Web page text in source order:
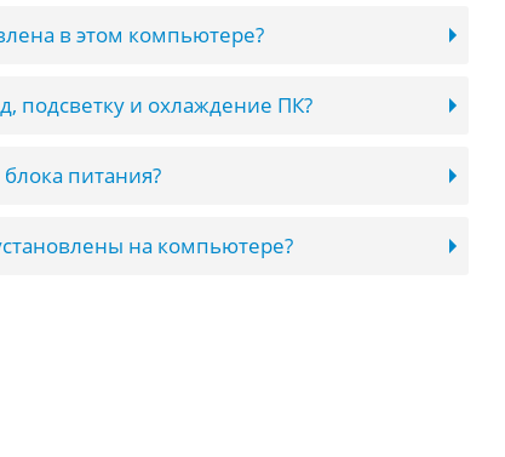
в этом компьютере?
подсветку и охлаждение ПК?
питания?
на компьютере?